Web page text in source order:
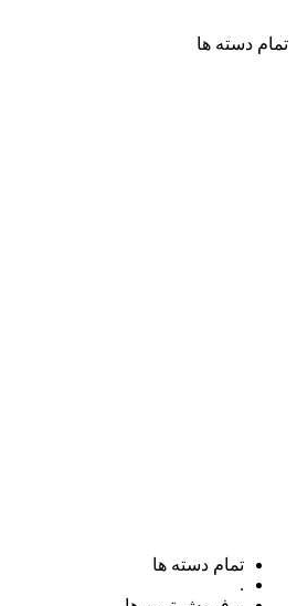
تمام دسته ها
تمام دسته ها
.